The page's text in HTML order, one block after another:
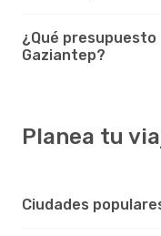
¿Qué
Gaziantep?
Planea tu
Ciudades